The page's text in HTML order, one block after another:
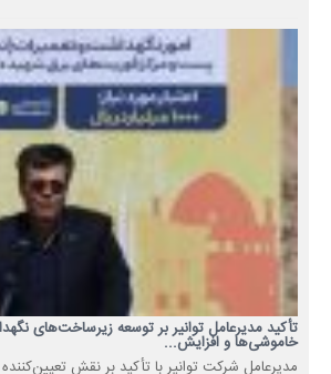
تأکید مدیرعامل توانیر بر توسعه زیرساخت‌های
خاموشی‌ها و افزایش...
مدیرعامل شرکت توانیر با تأکید بر نقش